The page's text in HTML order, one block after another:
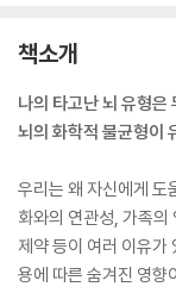
책소개
나의 타고난 뇌 유형
뇌의 화학적 불균형이
우리는 왜 자신에게 도
화와의 연관성, 가족의
제약 등이 여러 이유가
용에 따른 숨겨진 영향